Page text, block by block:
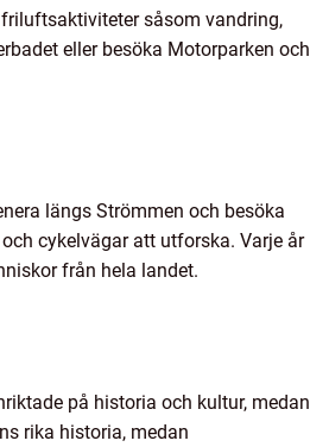
såsom vandring,
eller besöka Motorparken och
längs Strömmen och besöka
cykelvägar att utforska. Varje år
från hela landet.
på historia och kultur, medan
rika historia, medan